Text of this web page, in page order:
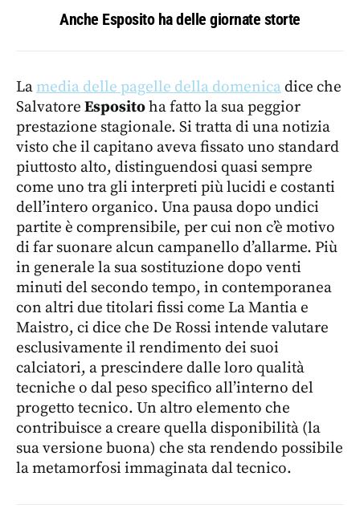
Anche Esposito ha delle giornate storte
La media delle pagelle della domenicadice che
Salvatore Espositoha fatto la sua peggior
prestazione stagionale. Si tratta di una notizia
visto che il capitano aveva fissato uno standard
piuttosto alto, distinguendosi quasi sempre
come uno tra gli interpreti più lucidi e costanti
dell’intero organico. Una pausa dopo undici
partite è comprensibile, per cui non c’è motivo
di far suonare alcun campanello d’allarme. Più
in generale la sua sostituzione dopo venti
minuti del secondo tempo, in contemporanea
con altri due titolari fissi come La Mantia e
Maistro, ci dice che De Rossi intende valutare
esclusivamente il rendimento dei suoi
calciatori, a prescindere dalle loro qualità
tecniche o dal peso specifico all’interno del
progetto tecnico. Un altro elemento che
contribuisce a creare quella disponibilità (la
sua versione buona) che sta rendendo possibile
la metamorfosi immaginata dal tecnico.